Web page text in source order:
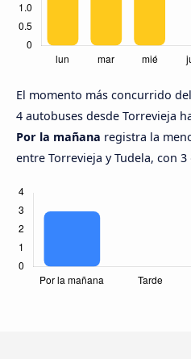
El momento más concurrido
4 autobuses desde Torrevieja
Por la mañana registra la
entre Torrevieja y Tudela, con 3